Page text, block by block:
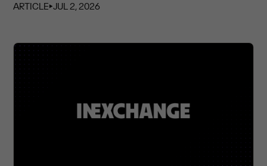
ARTICLE⏵JUL 2, 2026